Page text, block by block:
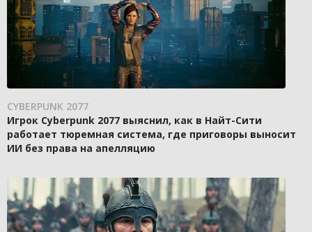
CYBERPUNK 2077
Игрок Cyberpunk 2077 выяснил, как в Найт-Сити
работает тюремная система, где приговоры выносит
ИИ без права на апелляцию